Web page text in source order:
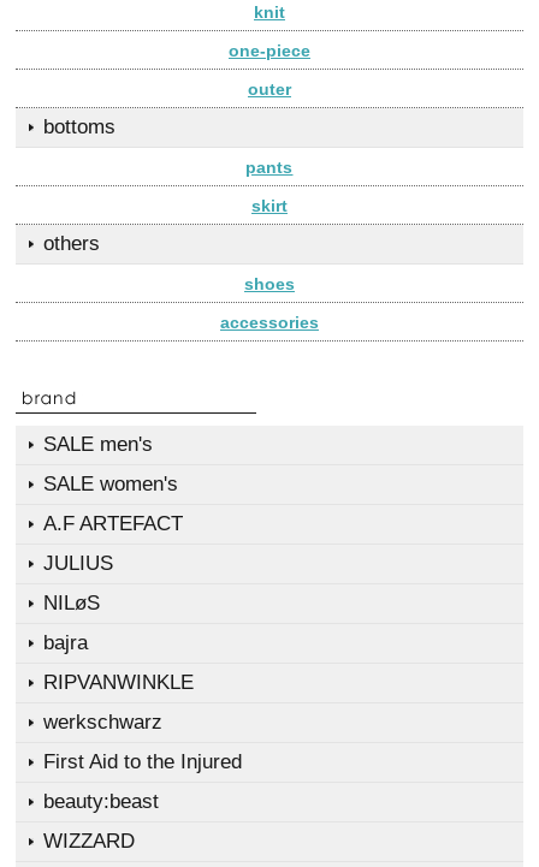
knit
one-piece
outer
bottoms
pants
skirt
others
shoes
accessories
SALE men's
SALE women's
A.F ARTEFACT
JULIUS
NILøS
bajra
RIPVANWINKLE
werkschwarz
First Aid to the Injured
beauty:beast
WIZZARD